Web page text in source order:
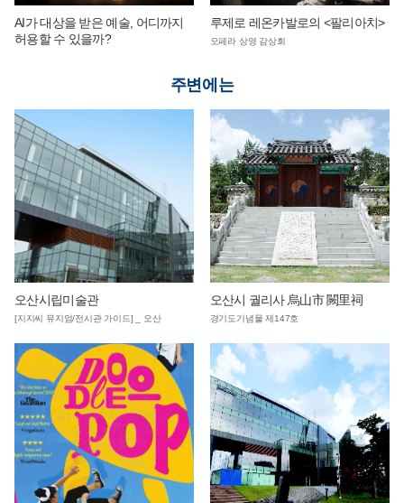
AI가 대상을 받은 예술, 어디까지
허용할 수 있을까?
루제로 레온카발로의 <팔리아치>
오페라 상영 감상회
주변에는
오산시립미술관
[지지씨 뮤지엄/전시관 가이드] _ 오산
오산시 궐리사 烏山市 闕里祠
경기도기념물 제147호